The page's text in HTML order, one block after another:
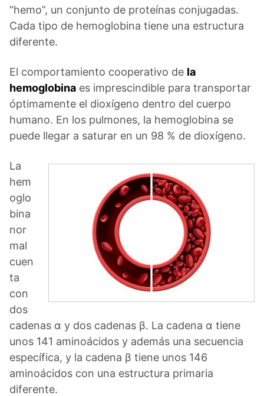
“hemo”, un conjunto de proteínas conjugadas.
Cada tipo de hemoglobina tiene una estructura
diferente.
El comportamiento cooperativo de la
hemoglobina es imprescindible para transportar
óptimamente el dioxígeno dentro del cuerpo
humano. En los pulmones, la hemoglobina se
puede llegar a saturar en un 98 % de dioxígeno.
La
hem
oglo
bina
nor
mal
cuen
ta
con
dos
cadenas α y dos cadenas β. La cadena α tiene
unos 141 aminoácidos y además una secuencia
específica, y la cadena β tiene unos 146
aminoácidos con una estructura primaria
diferente.